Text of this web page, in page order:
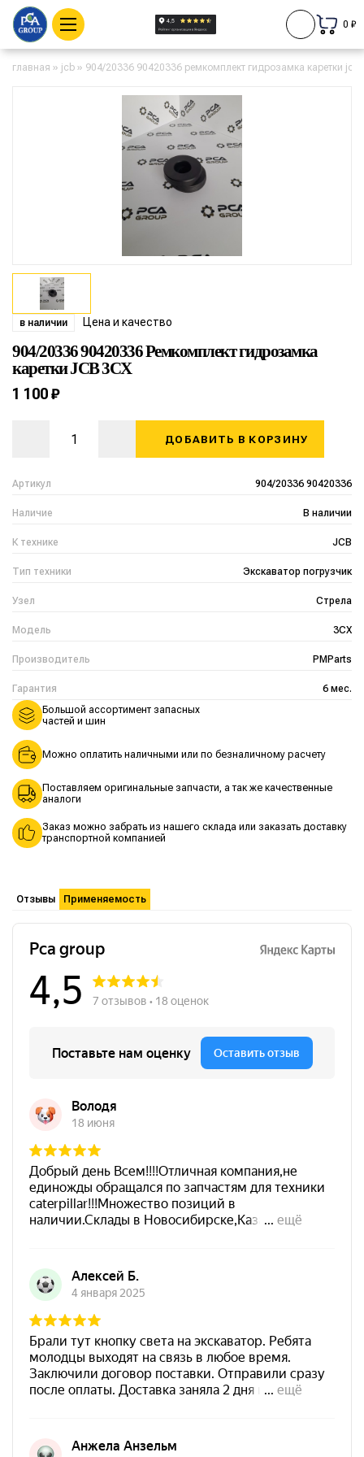
0 ₽
главная » jcb » 904/20336 90420336 ремкомплект гидрозамка каретки jcb
в наличии Цена и качество
904/20336 90420336 Ремкомплект гидрозамка
каретки JCB 3CX
Артикул 904/20336 90420336
Наличие В наличии
К технике JCB
Тип техники Экскаватор погрузчик
Узел Стрела
Модель 3CX
Производитель PMParts
Гарантия 6 мес.
1 100 ₽
ДОБАВИТЬ В КОРЗИНУ
Большой ассортимент запасных
частей и шин
Можно оплатить наличными или по безналичному расчету
Поставляем оригинальные запчасти, а так же качественные
аналоги
Заказ можно забрать из нашего склада или заказать доставку
транспортной компанией
Отзывы Применяемость